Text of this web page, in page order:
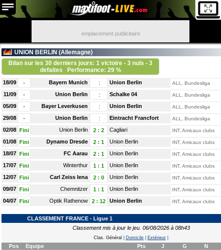
emplacement publicitaire
UNION BERLIN (Allemagne)
Bilan sur les 30 derniers jours: 1 victoire - 3 nuls - 3
defaites
Performance: 29 %
18/09 - Bayern Munich : Union Berlin ALL, Bundesliga
11/09 - Union Berlin : Schalke 04 ALL, Bundesliga
05/09 - Bayer Leverkusen : Union Berlin ALL, Bundesliga
29/08 - Union Berlin : Eintracht Francfort ALL, Bundesliga
02/08 Fini Union Berlin 2 : 2 Cagliari INT, Amicaux clubs
01/08 Fini Dynamo Dresde 2 : 1 Union Berlin INT, Amicaux clubs
18/07 Fini FC Aarau 2 : 1 Union Berlin INT, Amicaux clubs
17/07 Fini Winterthur 1 : 1 Union Berlin INT, Amicaux clubs
12/07 Fini Carl Zeiss Iena 2 : 0 Union Berlin INT, Amicaux clubs
09/07 Fini Chemnitzer 1 : 1 Union Berlin INT, Amicaux clubs
04/07 Fini Optik Rathenow 2 : 12 Union Berlin INT, Amicaux clubs
CLASSEMENT FRANCE - Ligue 1
Classement mis à jour le jeu. 06/08/2026 à 08h43
Clas. Général Domicile Extérieur
Pos Equipe Pts J G
N